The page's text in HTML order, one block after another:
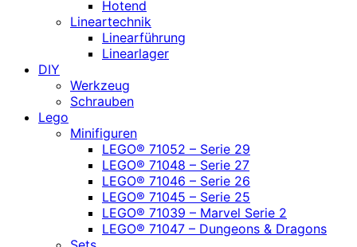
Hotend
Lineartechnik
Linearführung
Linearlager
DIY
Werkzeug
Schrauben
Lego
Minifiguren
LEGO® 71052 – Serie 29
LEGO® 71048 – Serie 27
LEGO® 71046 – Serie 26
LEGO® 71045 – Serie 25
LEGO® 71039 – Marvel Serie 2
LEGO® 71047 – Dungeons & Dragons